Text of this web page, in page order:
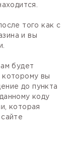
того как с
и вы
будет
которому вы
до пункта
коду
которая